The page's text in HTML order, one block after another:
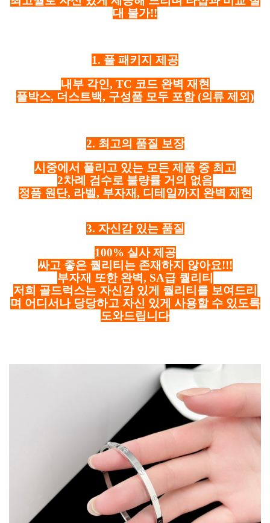
대 불가!!
1. 풀 패키지 제공
내부 각인, TC 코드 완벽 재현
풀박스, 더스트백, 구성품 모두 포함 (의류 제외)
2. 최고의 품질 보장
시중에서 풀리고 있는 모든 제품 중 최고
2차례 검수로 불량률 거의 없음
정품 원단, 라벨, 부자재, 디테일까지 완벽 재현
3. 자신감 있는 품질
100% 실사 제공
싸고 좋은 퀄리티는 존재하지 않아요!!!
부자재 또한 완벽, SA급 퀄리티
저희 골드럭스는 자신감 있게 퀄리티를 보여드리
며 어디서나 당당하고 자신 있게 사용할 수 있도록
도와드립니다